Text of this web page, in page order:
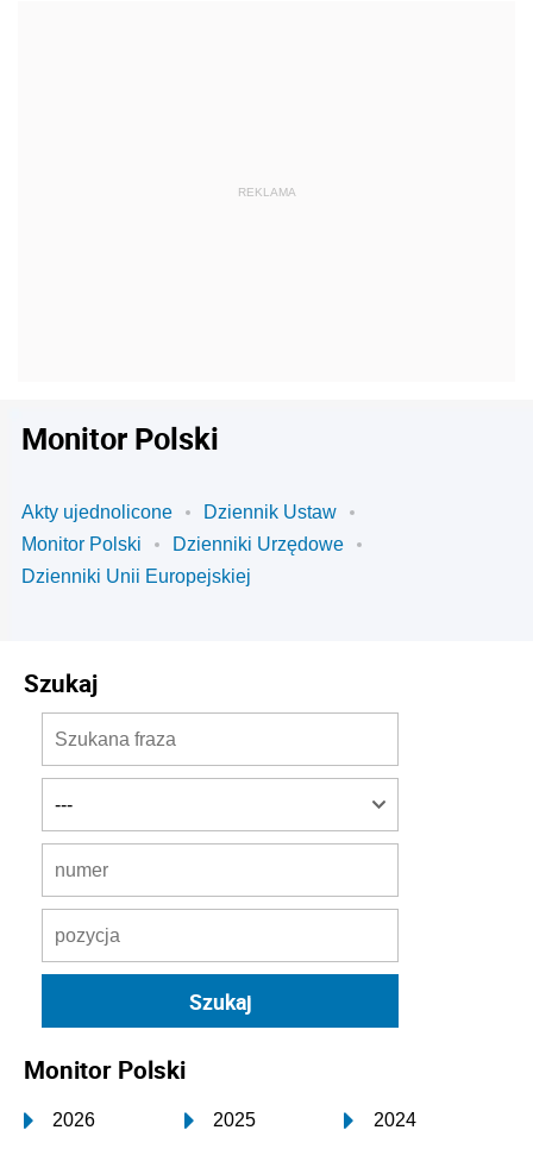
Monitor Polski
Akty ujednolicone
Dziennik Ustaw
Monitor Polski
Dzienniki Urzędowe
Dzienniki Unii Europejskiej
Szukaj
Monitor Polski
2026 2025 2024